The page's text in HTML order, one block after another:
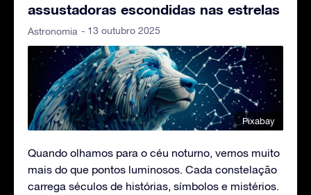
assustadoras escondidas nas estrelas
Astronomia - 13 outubro 2025
Pixabay
Quando olhamos para o céu noturno, vemos muito
mais do que pontos luminosos. Cada constelação
carrega séculos de histórias, símbolos e mistérios.